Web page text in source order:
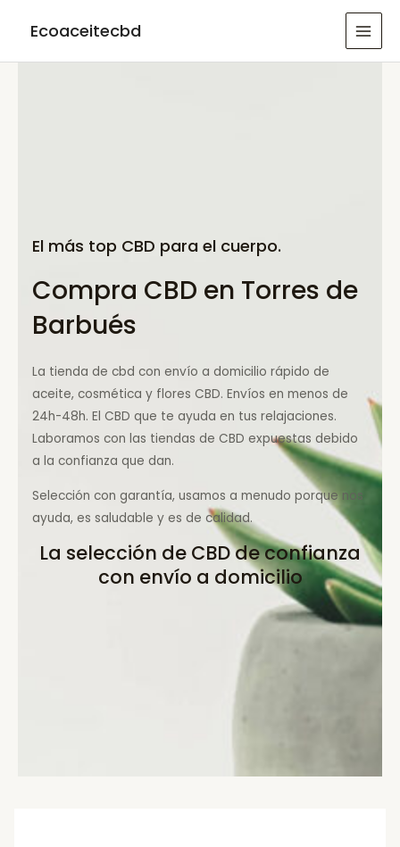
Ecoaceitecbd
El más top CBD para el cuerpo.
Compra CBD en Torres de
Barbués
La tienda de cbd con envío a domicilio rápido de
aceite, cosmética y flores CBD. Envíos en menos de
24h-48h. El CBD que te ayuda en tus relajaciones.
Laboramos con las tiendas de CBD expuestas debido
a la confianza que dan.
Selección con garantía, usamos a menudo porque nos
ayuda, es saludable y es de calidad.
La selección de CBD de confianza
con envío a domicilio